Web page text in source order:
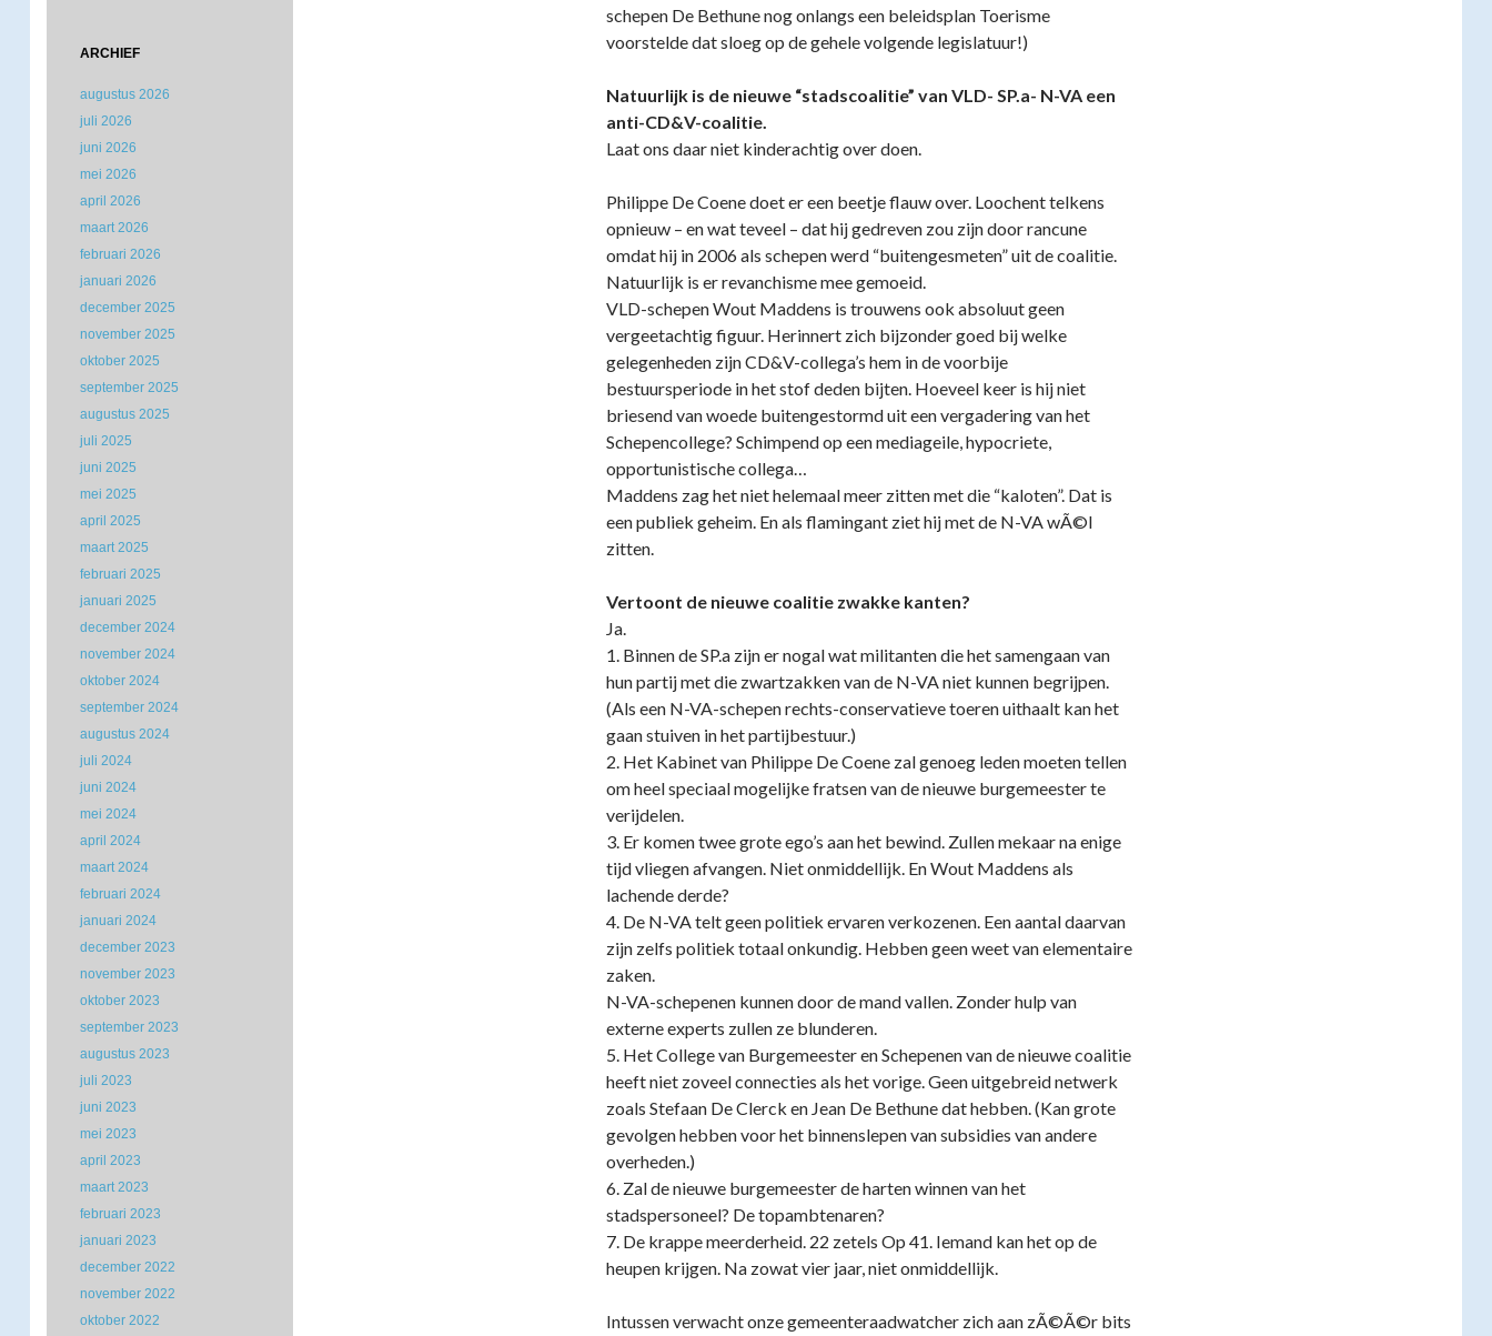
schepen De Bethune nog onlangs een beleidsplan Toerisme
voorstelde dat sloeg op de gehele volgende legislatuur!)
Natuurlijk is de nieuwe “stadscoalitie” van VLD- SP.a- N-VA een
anti-CD&V-coalitie.
Laat ons daar niet kinderachtig over doen.
Philippe De Coene doet er een beetje flauw over. Loochent telkens
opnieuw – en wat teveel – dat hij gedreven zou zijn door rancune
omdat hij in 2006 als schepen werd “buitengesmeten” uit de coalitie.
Natuurlijk is er revanchisme mee gemoeid.
VLD-schepen Wout Maddens is trouwens ook absoluut geen
vergeetachtig figuur. Herinnert zich bijzonder goed bij welke
gelegenheden zijn CD&V-collega’s hem in de voorbije
bestuursperiode in het stof deden bijten. Hoeveel keer is hij niet
briesend van woede buitengestormd uit een vergadering van het
Schepencollege? Schimpend op een mediageile, hypocriete,
opportunistische collega…
Maddens zag het niet helemaal meer zitten met die “kaloten”. Dat is
een publiek geheim. En als flamingant ziet hij met de N-VA wÃ©l
zitten.
Vertoont de nieuwe coalitie zwakke kanten?
Ja.
1. Binnen de SP.a zijn er nogal wat militanten die het samengaan van
hun partij met die zwartzakken van de N-VA niet kunnen begrijpen.
(Als een N-VA-schepen rechts-conservatieve toeren uithaalt kan het
gaan stuiven in het partijbestuur.)
2. Het Kabinet van Philippe De Coene zal genoeg leden moeten tellen
om heel speciaal mogelijke fratsen van de nieuwe burgemeester te
verijdelen.
3. Er komen twee grote ego’s aan het bewind. Zullen mekaar na enige
tijd vliegen afvangen. Niet onmiddellijk. En Wout Maddens als
lachende derde?
4. De N-VA telt geen politiek ervaren verkozenen. Een aantal daarvan
zijn zelfs politiek totaal onkundig. Hebben geen weet van elementaire
zaken.
N-VA-schepenen kunnen door de mand vallen. Zonder hulp van
externe experts zullen ze blunderen.
5. Het College van Burgemeester en Schepenen van de nieuwe coalitie
heeft niet zoveel connecties als het vorige. Geen uitgebreid netwerk
zoals Stefaan De Clerck en Jean De Bethune dat hebben. (Kan grote
gevolgen hebben voor het binnenslepen van subsidies van andere
overheden.)
6. Zal de nieuwe burgemeester de harten winnen van het
stadspersoneel? De topambtenaren?
7. De krappe meerderheid. 22 zetels Op 41. Iemand kan het op de
heupen krijgen. Na zowat vier jaar, niet onmiddellijk.
Intussen verwacht onze gemeenteraadwatcher zich aan zÃ©Ã©r bits
ARCHIEF
augustus 2026
juli 2026
juni 2026
mei 2026
april 2026
maart 2026
februari 2026
januari 2026
december 2025
november 2025
oktober 2025
september 2025
augustus 2025
juli 2025
juni 2025
mei 2025
april 2025
maart 2025
februari 2025
januari 2025
december 2024
november 2024
oktober 2024
september 2024
augustus 2024
juli 2024
juni 2024
mei 2024
april 2024
maart 2024
februari 2024
januari 2024
december 2023
november 2023
oktober 2023
september 2023
augustus 2023
juli 2023
juni 2023
mei 2023
april 2023
maart 2023
februari 2023
januari 2023
december 2022
november 2022
oktober 2022